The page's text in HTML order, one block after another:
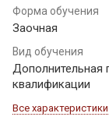
Форма обучения
Заочная
Вид обучения
Дополнительная
квалификации
Все характеристики